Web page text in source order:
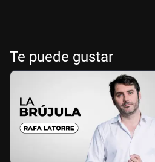
Te puede gustar